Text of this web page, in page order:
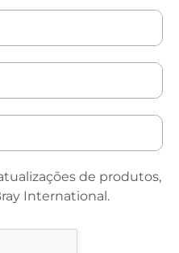
de produtos,
International.